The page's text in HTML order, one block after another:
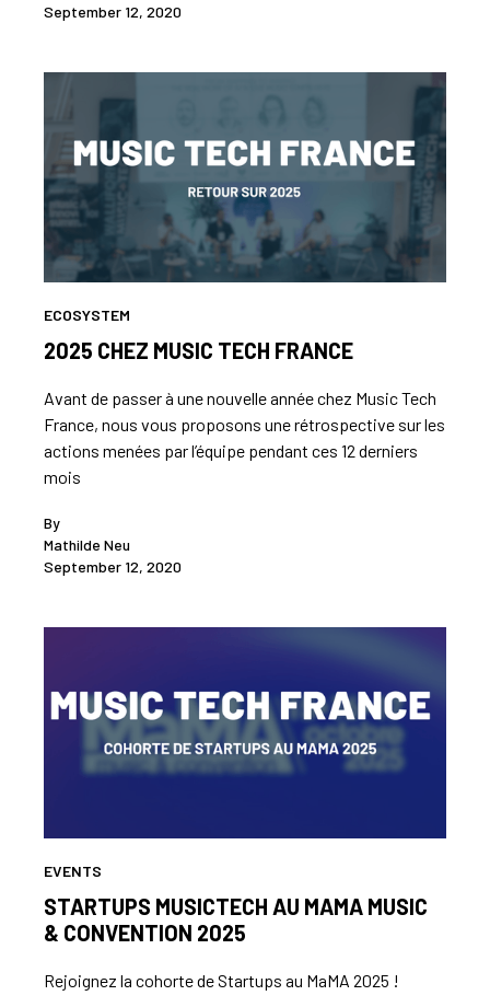
September 12, 2020
ECOSYSTEM
2025 CHEZ MUSIC TECH FRANCE
Avant de passer à une nouvelle année chez Music Tech
France, nous vous proposons une rétrospective sur les
actions menées par l’équipe pendant ces 12 derniers
mois
By
Mathilde Neu
September 12, 2020
EVENTS
STARTUPS MUSICTECH AU MAMA MUSIC
& CONVENTION 2025
Rejoignez la cohorte de Startups au MaMA 2025 !